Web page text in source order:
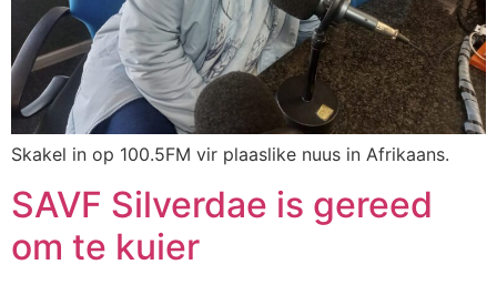
Skakel in op 100.5FM vir plaaslike nuus in Afrikaans.
SAVF Silverdae is gereed
om te kuier